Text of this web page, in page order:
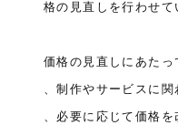
格の見直しを行わせて
価格の見直しにあた
、制作やサービスに
、必要に応じて価格